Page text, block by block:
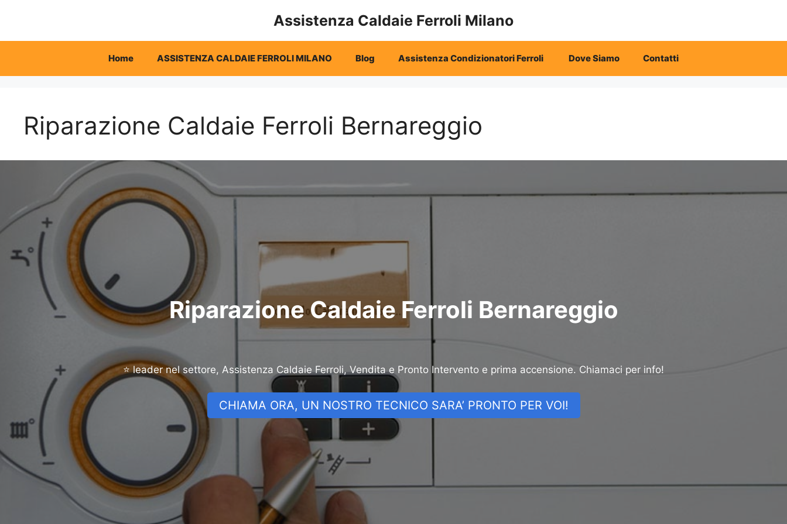
Assistenza Caldaie Ferroli Milano
Home ASSISTENZA CALDAIE FERROLI MILANO Blog Assistenza Condizionatori Ferroli Dove Siamo Contatti
Riparazione Caldaie Ferroli Bernareggio
Riparazione Caldaie Ferroli Bernareggio
⭐ leader nel settore, Assistenza Caldaie Ferroli, Vendita e Pronto Intervento e prima accensione. Chiamaci per info!
CHIAMA ORA, UN NOSTRO TECNICO SARA’ PRONTO PER VOI!